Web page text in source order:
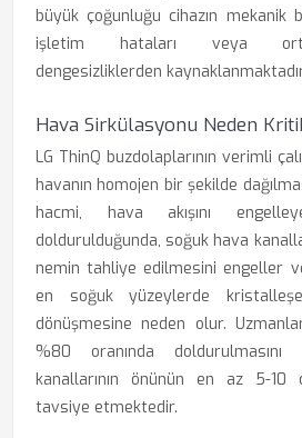
büyük çoğunluğu cihazın mekanik
işletim hataları veya
dengesizliklerden
Hava Sirkülasyonu Neden
LG ThinQ buzdolaplarının verimli
havanın homojen bir şekilde
hacmi, hava akışını
doldurulduğunda, soğuk hava
nemin tahliye edilmesini engeller
en soğuk yüzeylerde
dönüşmesine neden olur.
%80 oranında
kanallarının önünün en az 5-10
tavsiye etmektedir.